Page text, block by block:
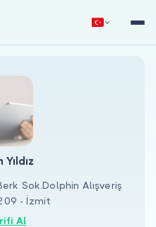
Yıldız
Sok.Dolphin Alışveriş
- İzmit
Al